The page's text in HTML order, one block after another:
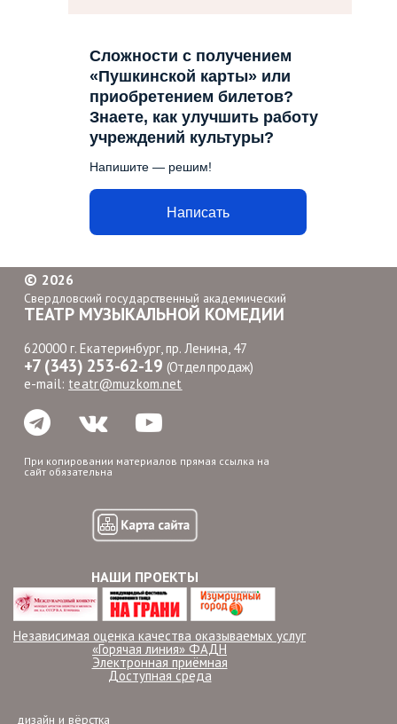
Сложности с получением
«Пушкинской карты» или
приобретением билетов?
Знаете, как улучшить работу
учреждений культуры?
Напишите — решим!
Написать
© 2026
Свердловский государственный академический
ТЕАТР МУЗЫКАЛЬНОЙ КОМЕДИИ
620000 г. Екатеринбург, пр. Ленина, 47
+7 (343) 253-62-19 (Отдел продаж)
e-mail: teatr@muzkom.net
При копировании материалов прямая ссылка на
сайт обязательна
НАШИ ПРОЕКТЫ
Независимая оценка качества оказываемых услуг
«Горячая линия» ФАДН
Электронная приёмная
Доступная среда
дизайн и вёрстка